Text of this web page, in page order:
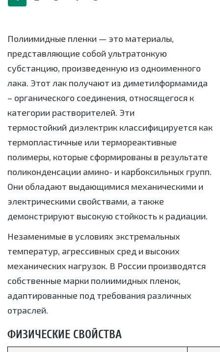
Полиимидные пленки — это материалы,
представляющие собой ультратонкую
субстанцию, произведенную из одноименного
лака. Этот лак получают из диметилформамида
– органического соединения, относящегося к
категории растворителей. Эти
термостойкий диэлектрик классифицируется как
термопластичные или термореактивные
полимеры, которые сформированы в результате
поликонденсации амино- и карбоксильных групп.
Они обладают выдающимися механическими и
электрическими свойствами, а также
демонстрируют высокую стойкость к радиации.
Незаменимые в условиях экстремальных
температур, агрессивных сред и высоких
механических нагрузок. В России производятся
собственные марки полиимидных пленок,
адаптированные под требования различных
отраслей.
ФИЗИЧЕСКИЕ СВОЙСТВА